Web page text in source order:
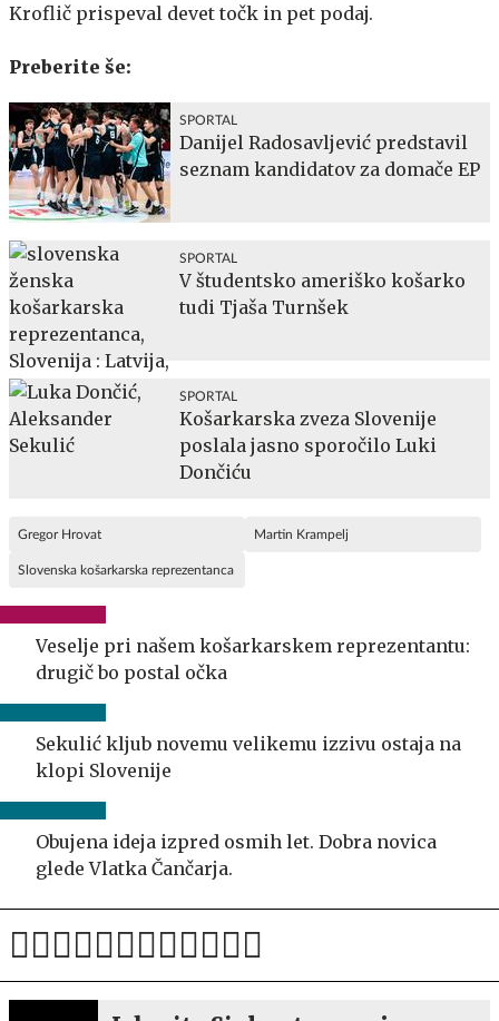
Kroflič prispeval devet točk in pet podaj.
Preberite še:
SPORTAL
Danijel Radosavljević predstavil
seznam kandidatov za domače EP
SPORTAL
V študentsko ameriško košarko
tudi Tjaša Turnšek
SPORTAL
Košarkarska zveza Slovenije
poslala jasno sporočilo Luki
Dončiću
Gregor Hrovat Martin Krampelj
Slovenska košarkarska reprezentanca
Veselje pri našem košarkarskem reprezentantu:
drugič bo postal očka
Sekulić kljub novemu velikemu izzivu ostaja na
klopi Slovenije
Obujena ideja izpred osmih let. Dobra novica
glede Vlatka Čančarja.